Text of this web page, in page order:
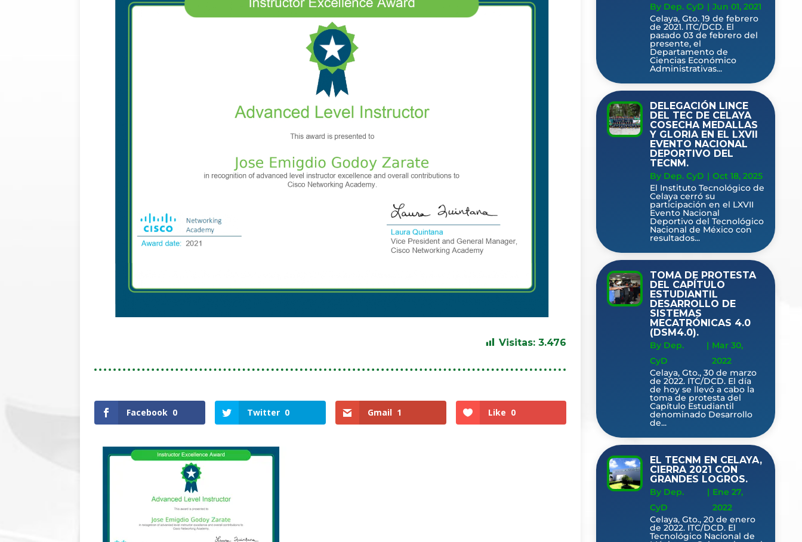
Visitas: 3.476
Facebook 0 Twitter 0 Gmail 1 Like 0
By Dep. CyD | Jun 01, 2021
Celaya, Gto. 19 de febrero
de 2021. ITC/DCD. El
pasado 03 de febrero del
presente, el
Departamento de
Ciencias Económico
Administrativas...
DELEGACIÓN LINCE
DEL TEC DE CELAYA
COSECHA MEDALLAS
Y GLORIA EN EL LXVII
EVENTO NACIONAL
DEPORTIVO DEL
TECNM.
By Dep. CyD | Oct 18, 2025
El Instituto Tecnológico de
Celaya cerró su
participación en el LXVII
Evento Nacional
Deportivo del Tecnológico
Nacional de México con
resultados...
TOMA DE PROTESTA
DEL CAPÍTULO
ESTUDIANTIL
DESARROLLO DE
SISTEMAS
MECATRÓNICAS 4.0
(DSM4.0).
By Dep.
CyD
| Mar 30,
2022
Celaya, Gto., 30 de marzo
de 2022. ITC/DCD. El día
de hoy se llevó a cabo la
toma de protesta del
Capítulo Estudiantil
denominado Desarrollo
de...
EL TECNM EN CELAYA,
CIERRA 2021 CON
GRANDES LOGROS.
By Dep.
CyD
| Ene 27,
2022
Celaya, Gto., 20 de enero
de 2022. ITC/DCD. El
Tecnológico Nacional de